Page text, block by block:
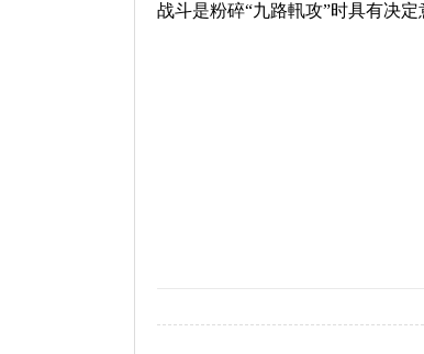
战斗是粉碎“九路軐攻”时具有决